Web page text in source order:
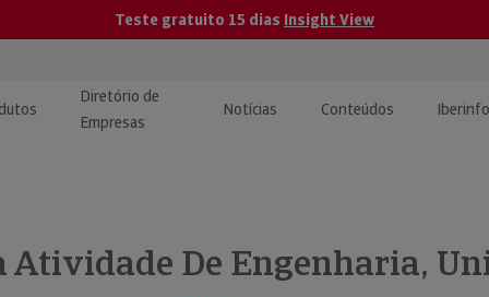
Teste gratuito 15 dias Insight View
e Monitorização de
Diretório de
Empresas
Notícias Conteúdos
| Estudos eDe Engenharia,